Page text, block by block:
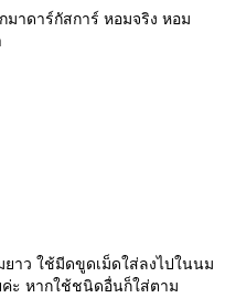
มาดาร์กัสการ์ หอมจริง หอม
าว ใช้มีดขูดเม็ดใส่ลงไปในนม
ะ หากใช้ชนิดอื่นก็ใส่ตาม